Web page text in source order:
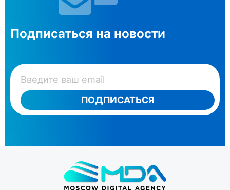
Подписаться на новости
ПОДПИСАТЬСЯ